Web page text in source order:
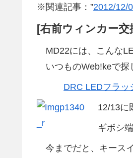
※関連記事：”2012/12/
[右前ウィンカー交
MD22には、こんな
いつものWeb!keで探
DRC LEDフラッ
12/13に
ギボシ端
今までだと、キース